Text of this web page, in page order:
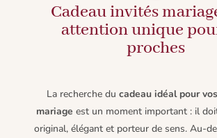
Cadeau invités
attention unique
proches
La recherche ducadeau idéal pour
mariage est un moment important : il
original, élégant et porteur de sens. Au-